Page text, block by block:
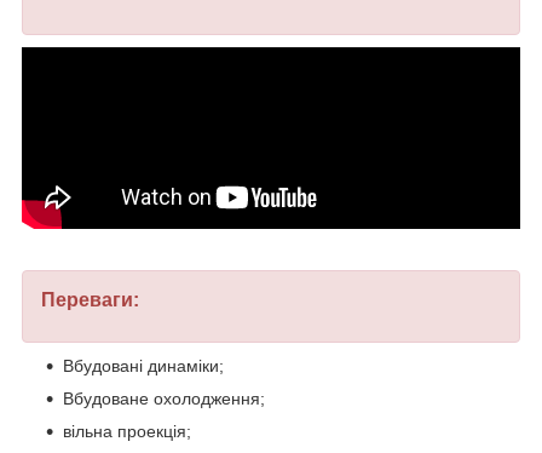
Переваги:
Вбудовані динаміки;
Вбудоване охолодження;
вільна проекція;